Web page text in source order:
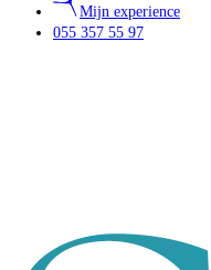
Mijn experience
055 357 55 97